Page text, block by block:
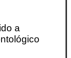
a